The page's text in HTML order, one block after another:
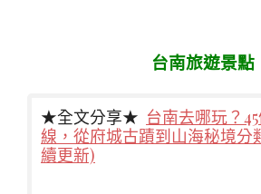
台南旅遊景點
★全文分享★ 台南去哪玩？
線，從府城古蹟到山海秘境分
續更新)